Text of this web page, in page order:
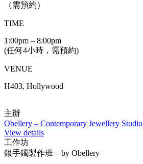
（需預約）
TIME
1:00pm – 8:00pm
(任何4小時，需預約)
VENUE
H403, Hollywood
主辦
Obellery – Contemporary Jewellery Studio
View details
工作坊
銀手鐲製作班 – by Obellery